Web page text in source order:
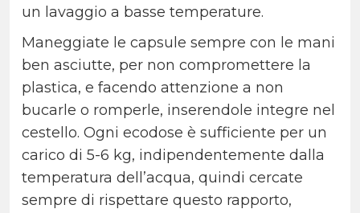
un lavaggio a basse temperature.
Maneggiate le capsule sempre con le mani
ben asciutte, per non compromettere la
plastica, e facendo attenzione a non
bucarle o romperle, inserendole integre nel
cestello. Ogni ecodose è sufficiente per un
carico di 5-6 kg, indipendentemente dalla
temperatura dell’acqua, quindi cercate
sempre di rispettare questo rapporto,